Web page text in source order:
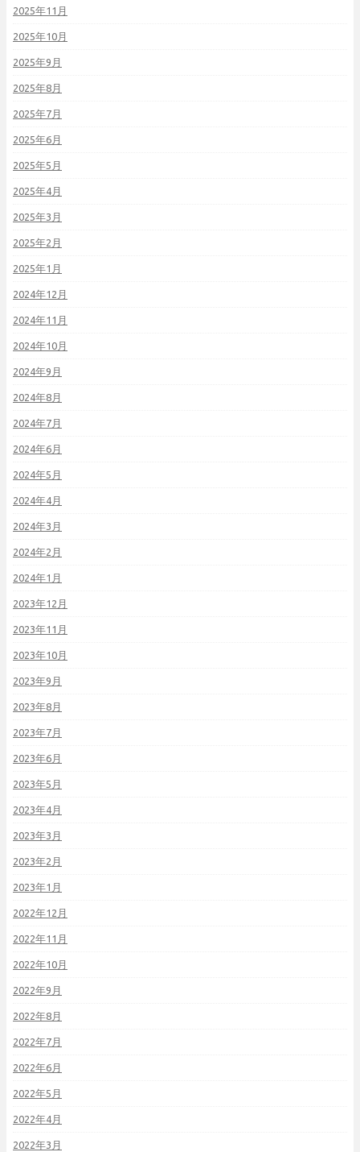
2025年11月
2025年10月
2025年9月
2025年8月
2025年7月
2025年6月
2025年5月
2025年4月
2025年3月
2025年2月
2025年1月
2024年12月
2024年11月
2024年10月
2024年9月
2024年8月
2024年7月
2024年6月
2024年5月
2024年4月
2024年3月
2024年2月
2024年1月
2023年12月
2023年11月
2023年10月
2023年9月
2023年8月
2023年7月
2023年6月
2023年5月
2023年4月
2023年3月
2023年2月
2023年1月
2022年12月
2022年11月
2022年10月
2022年9月
2022年8月
2022年7月
2022年6月
2022年5月
2022年4月
2022年3月